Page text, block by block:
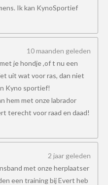
Ik kan KynoSportief
10 maanden geleden
je hondje ,of t nu een
uit wat voor ras, dan niet
Kyno sportief!
hem met onze labrador
terecht voor raad en daad!
2 jaar geleden
met onze herplaatser
een training bij Evert heb